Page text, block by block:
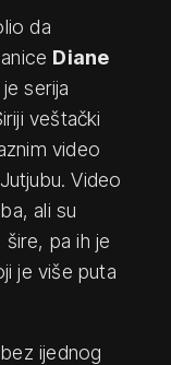
da
Diane
serija
veštački
video
Video
ali su
pa ih je
je više puta
ijednog